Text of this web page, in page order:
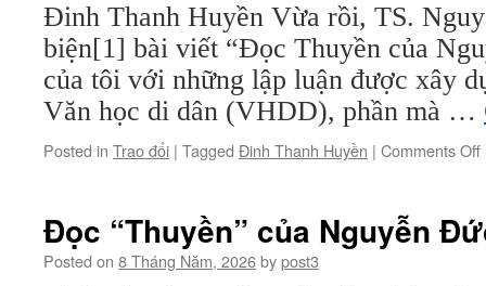
của
Nguyễn
Đức
Tùng
Đinh Thanh Huyền Vừa rồi, TS.
biện[1] bài viết “Đọc Thuyền của
của tôi với những lập luận được xây
Văn học di dân (VHDD), phần mà …
Posted in Trao đổi | Tagged Đinh Thanh Huyền | Comments Off
Đọc “Thuyền” của Nguyễn
Posted on 8 Tháng Năm, 2026bypost3